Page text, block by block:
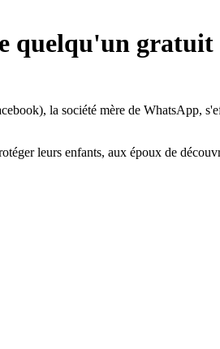
quelqu'un gratuit
la société mère de WhatsApp,
leurs enfants, aux époux de